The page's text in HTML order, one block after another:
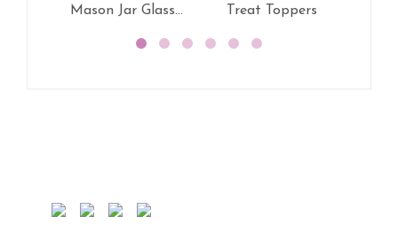
Mason Jar Glass...
Treat Toppers